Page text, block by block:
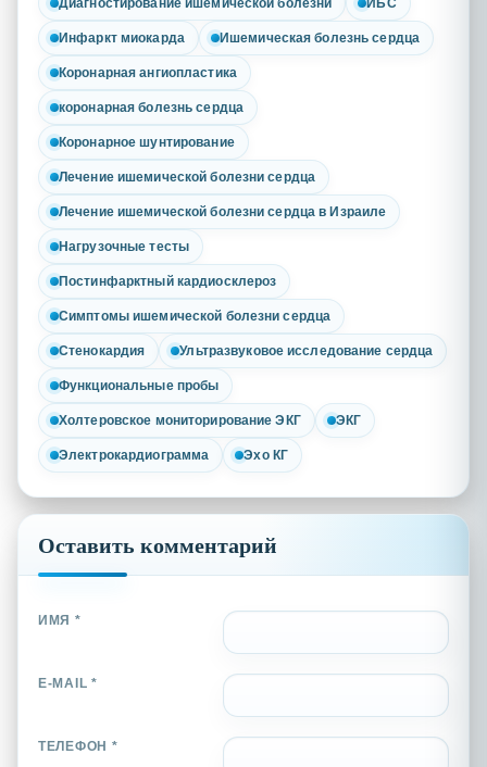
Инфаркт миокарда Ишемическая болезнь сердца
Коронарная ангиопластика
коронарная болезнь сердца
Коронарное шунтирование
Лечение ишемической болезни сердца
Лечение ишемической болезни сердца в Израиле
Нагрузочные тесты
Постинфарктный кардиосклероз
Симптомы ишемической болезни сердца
Стенокардия Ультразвуковое исследование сердца
Функциональные пробы
Холтеровское мониторирование ЭКГ ЭКГ
Электрокардиограмма Эхо КГ
Оставить комментарий
ИМЯ *
E-MAIL *
ТЕЛЕФОН *